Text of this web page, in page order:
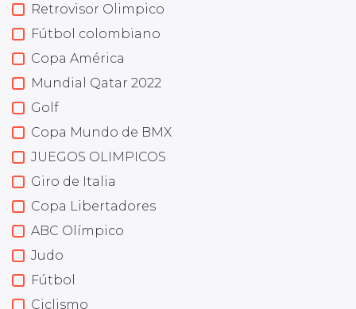
Retrovisor Olimpico
Fútbol colombiano
Copa América
Mundial Qatar 2022
Golf
Copa Mundo de BMX
JUEGOS OLIMPICOS
Giro de Italia
Copa Libertadores
ABC Olímpico
Judo
Fútbol
Ciclismo